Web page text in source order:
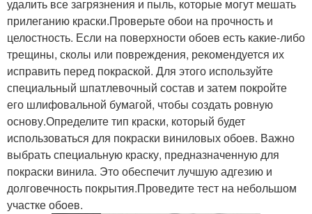
удалить все загрязнения и пыль, которые могут мешать
прилеганию краски.Проверьте обои на прочность и
целостность. Если на поверхности обоев есть какие-либо
трещины, сколы или повреждения, рекомендуется их
исправить перед покраской. Для этого используйте
специальный шпатлевочный состав и затем покройте
его шлифовальной бумагой, чтобы создать ровную
основу.Определите тип краски, который будет
использоваться для покраски виниловых обоев. Важно
выбрать специальную краску, предназначенную для
покраски винила. Это обеспечит лучшую адгезию и
долговечность покрытия.Проведите тест на небольшом
участке обоев.